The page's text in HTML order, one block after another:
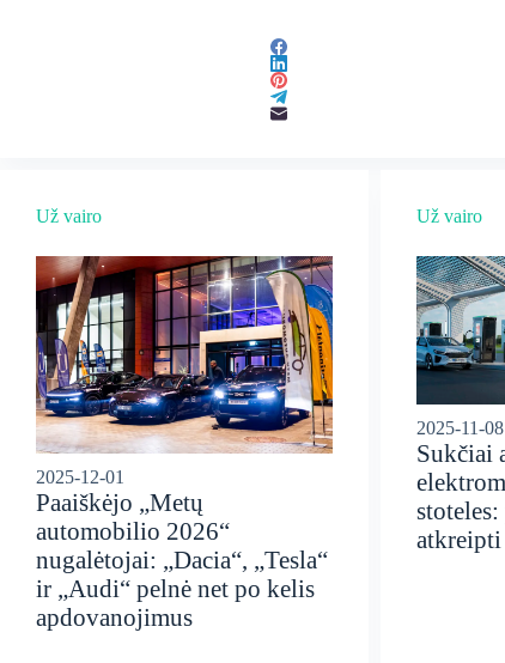
Už vairo
2025-12-01
Paaiškėjo „Metų
automobilio 2026“
nugalėtojai: „Dacia“, „Tesla“
ir „Audi“ pelnė net po kelis
apdovanojimus
Už vairo
2025-11-08
Sukčiai
atkreipti